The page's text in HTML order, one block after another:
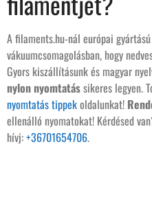
A filaments.hu-nál európai
vákuumcsomagolásban, hogy
Gyors kiszállításunk és magyar
nylon nyomtatássikeres legyen.
nyomtatás tippekoldalunkat!
ellenálló nyomatokat! Kérdésed
hívj:+36701654706.